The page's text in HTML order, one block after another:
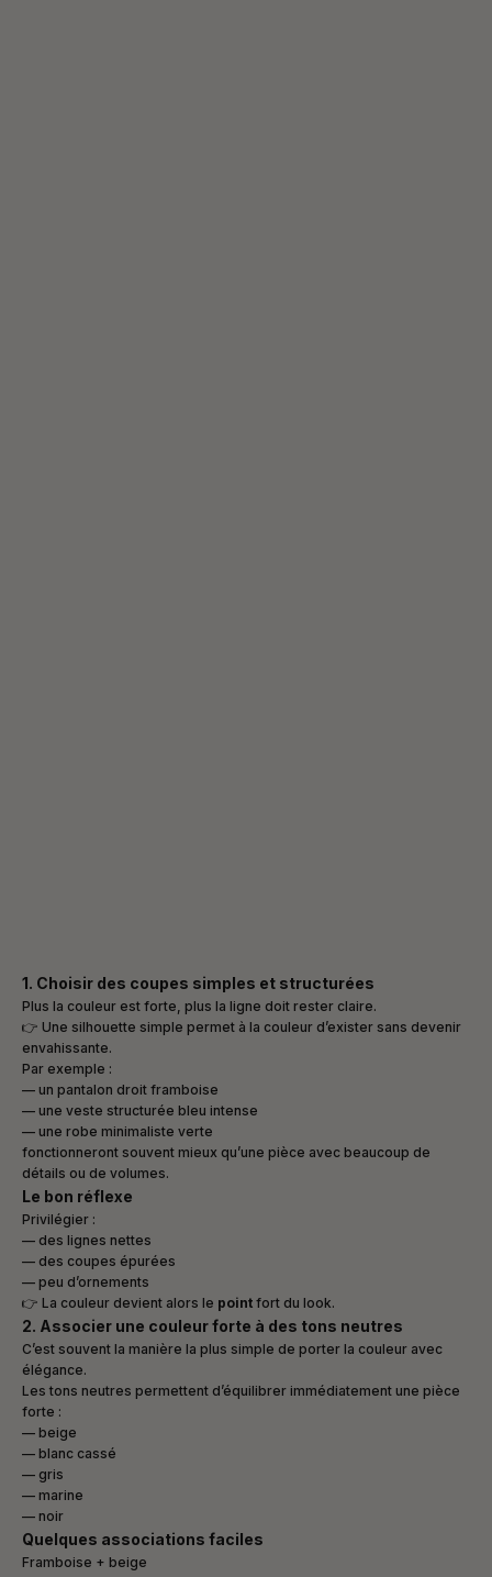
1. Choisir des coupes simples et structurées
Plus la couleur est forte, plus la ligne doit rester claire.
👉 Une silhouette simple permet à la couleur d’exister sans devenir
envahissante.
Par exemple :
— un pantalon droit framboise
— une veste structurée bleu intense
— une robe minimaliste verte
fonctionneront souvent mieux qu’une pièce avec beaucoup de
détails ou de volumes.
Le bon réflexe
Privilégier :
— des lignes nettes
— des coupes épurées
— peu d’ornements
👉 La couleur devient alors le point fort du look.
2. Associer une couleur forte à des tons neutres
C’est souvent la manière la plus simple de porter la couleur avec
élégance.
Les tons neutres permettent d’équilibrer immédiatement une pièce
forte :
— beige
— blanc cassé
— gris
— marine
— noir
Quelques associations faciles
Framboise + beige